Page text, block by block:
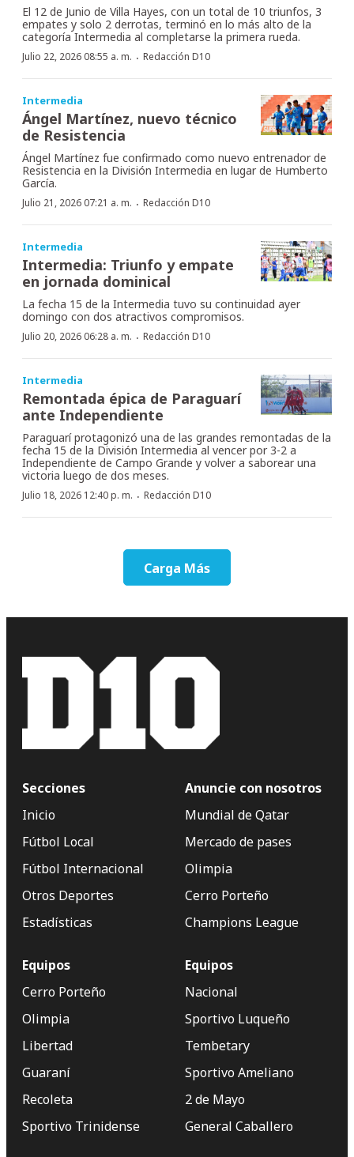
El 12 de Junio de Villa Hayes, con un total de 10 triunfos, 3
empates y solo 2 derrotas, terminó en lo más alto de la
categoría Intermedia al completarse la primera rueda.
Julio 22, 2026 08:55 a. m. · Redacción D10
Intermedia
Ángel Martínez, nuevo técnico
de Resistencia
Ángel Martínez fue confirmado como nuevo entrenador de
Resistencia en la División Intermedia en lugar de Humberto
García.
Julio 21, 2026 07:21 a. m. · Redacción D10
Intermedia
Intermedia: Triunfo y empate
en jornada dominical
La fecha 15 de la Intermedia tuvo su continuidad ayer
domingo con dos atractivos compromisos.
Julio 20, 2026 06:28 a. m. · Redacción D10
Intermedia
Remontada épica de Paraguarí
ante Independiente
Paraguarí protagonizó una de las grandes remontadas de la
fecha 15 de la División Intermedia al vencer por 3-2 a
Independiente de Campo Grande y volver a saborear una
victoria luego de dos meses.
Julio 18, 2026 12:40 p. m. · Redacción D10
Carga Más
Secciones
Inicio
Fútbol Local
Fútbol Internacional
Otros Deportes
Estadísticas
Anuncie con nosotros
Mundial de Qatar
Mercado de pases
Olimpia
Cerro Porteño
Champions League
Equipos
Cerro Porteño
Olimpia
Libertad
Guaraní
Recoleta
Sportivo Trinidense
Equipos
Nacional
Sportivo Luqueño
Tembetary
Sportivo Ameliano
2 de Mayo
General Caballero